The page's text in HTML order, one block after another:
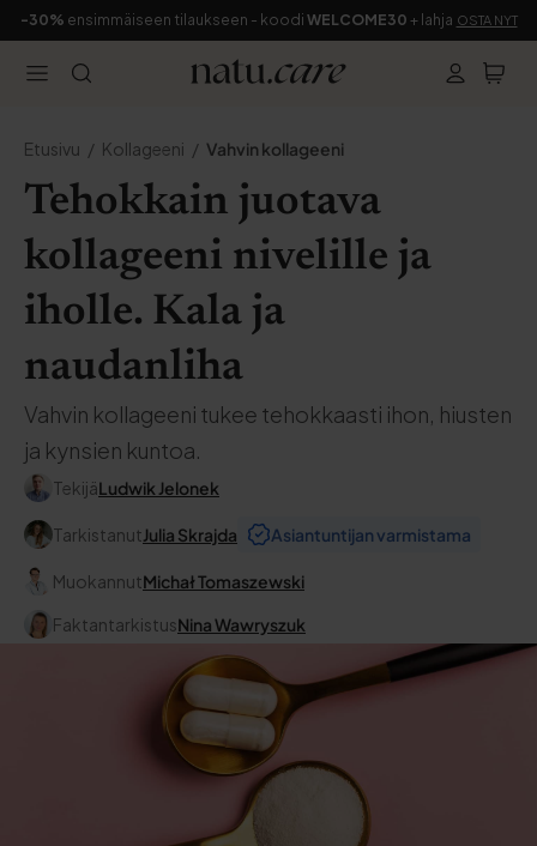
-30% ensimmäiseen tilaukseen - koodi WELCOME30 + lahja OSTA NYT
Etusivu Kollageeni Vahvin kollageeni
Tehokkain juotava
kollageeni nivelille ja
iholle. Kala ja
naudanliha
Vahvin kollageeni tukee tehokkaasti ihon, hiusten
ja kynsien kuntoa.
TekijäLudwik Jelonek
TarkistanutJulia Skrajda Asiantuntijan varmistama
MuokannutMichał Tomaszewski
FaktantarkistusNina Wawryszuk